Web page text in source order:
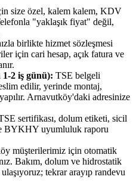
size özel, kalem kalem, KDV
"yaklaşık fiyat" değil,
birlikte hizmet sözleşmesi
için cari hesap, açık fatura ve
1-2 iş günü): TSE belgeli
edilir, yerinde montaj,
Arnavutköy'daki adresinize
sertifikası, dolum etiketi, sicil
BYKHY uyumluluk raporu
müşterilerimiz için otomatik
Bakım, dolum ve hidrostatik
tekrar arayıp randevu